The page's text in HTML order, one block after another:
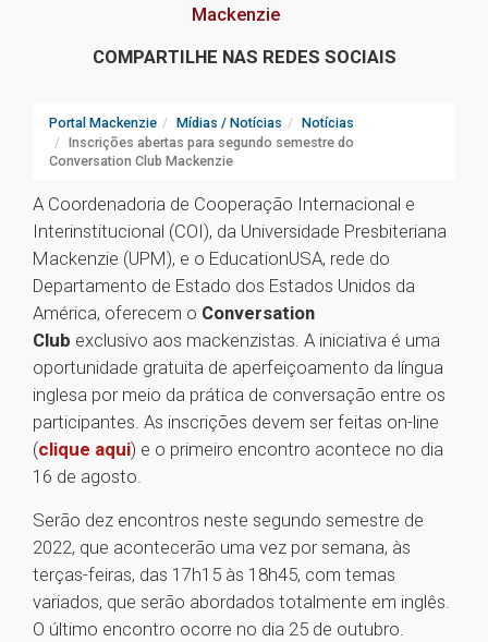
Mackenzie
COMPARTILHE NAS REDES SOCIAIS
Portal Mackenzie Mídias / Notícias
Notícias
Inscrições abertas para segundo semestre do
Conversation Club Mackenzie
A Coordenadoria de Cooperação Internacional e
Interinstitucional (COI), da Universidade Presbiteriana
Mackenzie (UPM), e o EducationUSA, rede do
Departamento de Estado dos Estados Unidos da
América, oferecem o Conversation
Club exclusivo aos mackenzistas. A iniciativa é uma
oportunidade gratuita de aperfeiçoamento da língua
inglesa por meio da prática de conversação entre os
participantes. As inscrições devem ser feitas on-line
(clique aqui) e o primeiro encontro acontece no dia
16 de agosto.
Serão dez encontros neste segundo semestre de
2022, que acontecerão uma vez por semana, às
terças-feiras, das 17h15 às 18h45, com temas
variados, que serão abordados totalmente em inglês.
O último encontro ocorre no dia 25 de outubro.